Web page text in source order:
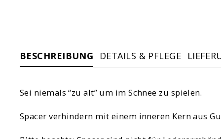
BESCHREIBUNG DETAILS & PFLEGE
Sei niemals “zu alt” um im Schnee zu spielen.
Spacer verhindern mit einem inneren Kern aus